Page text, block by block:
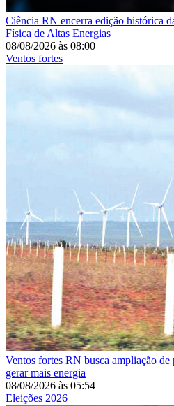
Ciência RN encerra edição histórica
Física de Altas Energias
08/08/2026 às 08:00
Ventos fortes
Ventos fortes RN busca ampliação
gerar mais energia
08/08/2026 às 05:54
Eleições 2026